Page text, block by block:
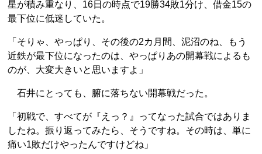
星が積み重なり、16日の時点で19勝34敗1分け、借金15の
最下位に低迷していた。
「そりゃ、やっぱり、その後の2カ月間、泥沼のね、もう
近鉄が最下位になったのは、やっぱりあの開幕戦によるも
のが、大変大きいと思いますよ」
石井にとっても、腑に落ちない開幕戦だった。
「初戦で、すべてが『えっ？』ってなった試合ではありま
したね。振り返ってみたら、そうですね。その時は、単に
痛い1敗だけやったんですけどね」